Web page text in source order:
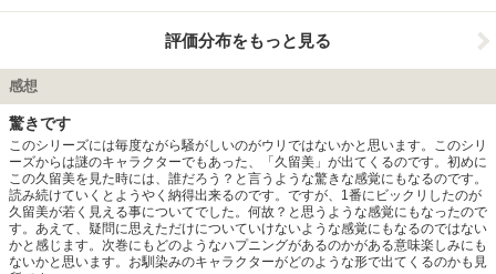
評価分布をもっと見る
感想
驚きです
このシリーズには毎度ながら騒がしいのがウリではないかと思います。このシリ
ーズからは謎のキャラクターでもあった、「久留美」が出てくるのです。初めに
この久留美を見た時には、誰だろう？と言うような驚きな感覚にもなるのです。
読み続けていくとようやく納得出来るのです。ですが、1番にビックリしたのが
久留美が若く見える事についてでした。何故？と思うような感覚にもなったので
す。あえて、疑問に思えただけについていけないような感覚にもなるのではない
かと感じます。次巻にもどのようなハプニングがあるのかがある意味楽しみにも
ないかと思います。お馴染みのキャラクターがどのような形で出てくるのかも見